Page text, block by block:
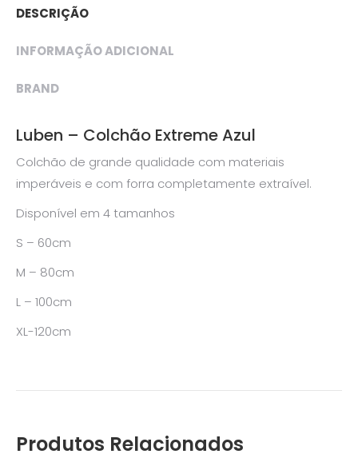
DESCRIÇÃO
INFORMAÇÃO ADICIONAL
BRAND
Luben – Colchão Extreme Azul
Colchão de grande qualidade com materiais
imperáveis e com forra completamente extraível.
Disponível em 4 tamanhos
S – 60cm
M – 80cm
L – 100cm
XL-120cm
Produtos Relacionados